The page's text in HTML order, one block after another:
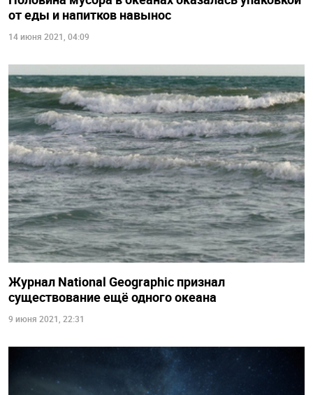
от еды и напитков навынос
14 июня 2021, 04:09
Журнал National Geographic признал
существование ещё одного океана
9 июня 2021, 22:31